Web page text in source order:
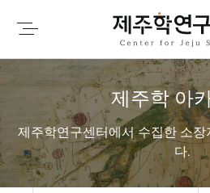
제주학 아
제주학연구센터에서 수집한 소
다.